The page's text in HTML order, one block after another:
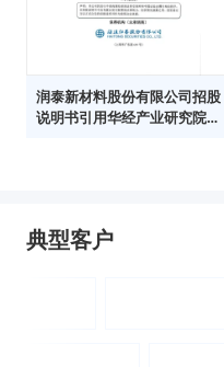
润泰新材料股份有限公司招股
说明书引用华经产业研究院数
典型客户